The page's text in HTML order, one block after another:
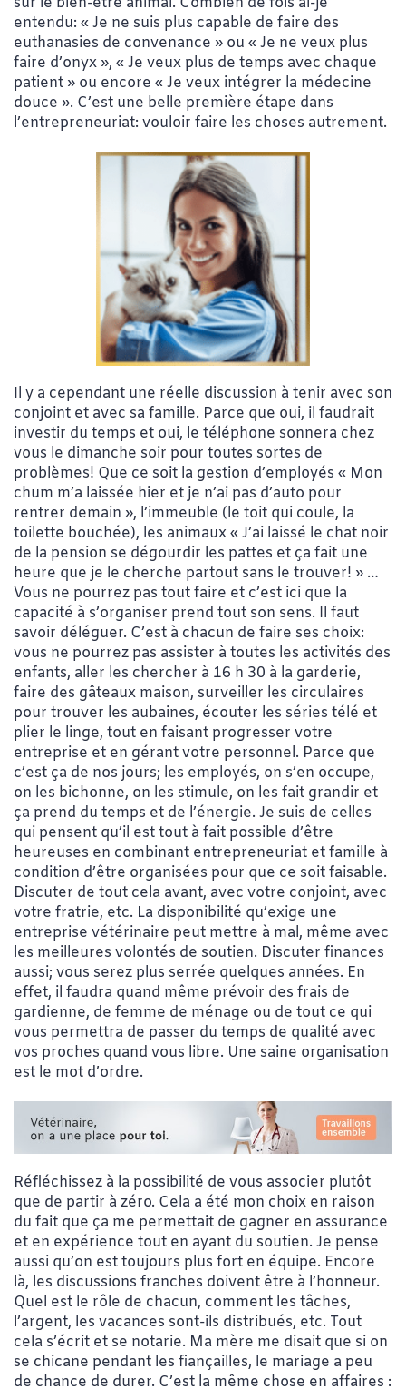
entendu: « Je ne suis plus capable de faire des
euthanasies de convenance » ou « Je ne veux plus
faire d’onyx », « Je veux plus de temps avec chaque
patient » ou encore « Je veux intégrer la médecine
douce ». C’est une belle première étape dans
l’entrepreneuriat: vouloir faire les choses autrement.
Il y a cependant une réelle discussion à tenir avec son
conjoint et avec sa famille. Parce que oui, il faudrait
investir du temps et oui, le téléphone sonnera chez
vous le dimanche soir pour toutes sortes de
problèmes! Que ce soit la gestion d’employés « Mon
chum m’a laissée hier et je n’ai pas d’auto pour
rentrer demain », l’immeuble (le toit qui coule, la
toilette bouchée), les animaux « J’ai laissé le chat noir
de la pension se dégourdir les pattes et ça fait une
heure que je le cherche partout sans le trouver! » …
Vous ne pourrez pas tout faire et c’est ici que la
capacité à s’organiser prend tout son sens. Il faut
savoir déléguer. C’est à chacun de faire ses choix:
vous ne pourrez pas assister à toutes les activités des
enfants, aller les chercher à 16 h 30 à la garderie,
faire des gâteaux maison, surveiller les circulaires
pour trouver les aubaines, écouter les séries télé et
plier le linge, tout en faisant progresser votre
entreprise et en gérant votre personnel. Parce que
c’est ça de nos jours; les employés, on s’en occupe,
on les bichonne, on les stimule, on les fait grandir et
ça prend du temps et de l’énergie. Je suis de celles
qui pensent qu’il est tout à fait possible d’être
heureuses en combinant entrepreneuriat et famille à
condition d’être organisées pour que ce soit faisable.
Discuter de tout cela avant, avec votre conjoint, avec
votre fratrie, etc. La disponibilité qu’exige une
entreprise vétérinaire peut mettre à mal, même avec
les meilleures volontés de soutien. Discuter finances
aussi; vous serez plus serrée quelques années. En
effet, il faudra quand même prévoir des frais de
gardienne, de femme de ménage ou de tout ce qui
vous permettra de passer du temps de qualité avec
vos proches quand vous libre. Une saine organisation
est le mot d’ordre.
Réfléchissez à la possibilité de vous associer plutôt
que de partir à zéro. Cela a été mon choix en raison
du fait que ça me permettait de gagner en assurance
et en expérience tout en ayant du soutien. Je pense
aussi qu’on est toujours plus fort en équipe. Encore
là, les discussions franches doivent être à l’honneur.
Quel est le rôle de chacun, comment les tâches,
l’argent, les vacances sont-ils distribués, etc. Tout
cela s’écrit et se notarie. Ma mère me disait que si on
se chicane pendant les fiançailles, le mariage a peu
de chance de durer. C’est la même chose en affaires :